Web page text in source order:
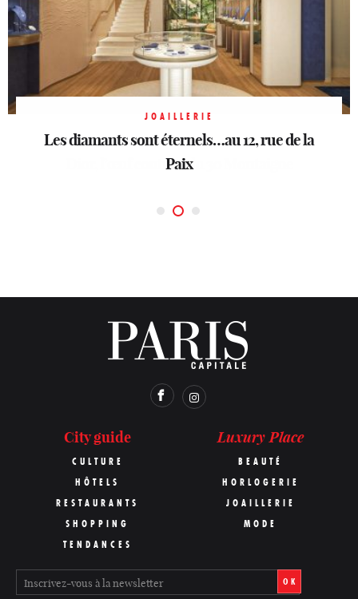
PÂQUES
Dior, l’œuf couture du 30 Montaigne
JOAILLERIE
Les diamants sont éternels…au 12, rue de la
Paix
HORLOGERIE
Heurgon: 160 ans d’esprit Faubourg
City guide
CULTURE
HÔTELS
RESTAURANTS
SHOPPING
TENDANCES
Luxury Place
BEAUTÉ
HORLOGERIE
JOAILLERIE
MODE
OK